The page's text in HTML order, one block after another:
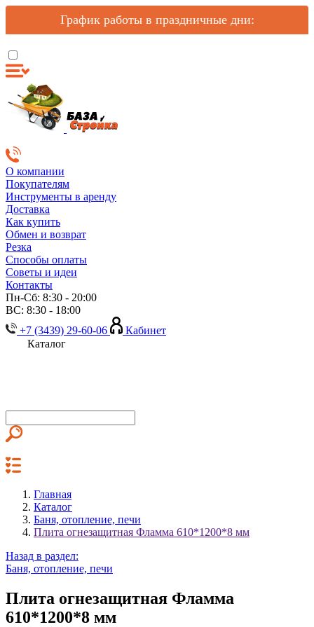
График работы в праздничные дни:
О компании
Покупателям
Инструменты в аренду
Доставка
Как купить
Обмен и возврат
Резка
Способы оплаты
Советы и идеи
Контакты
Пн-Сб: 8:30 - 20:00
ВС: 8:30 - 18:00
+7 (3439) 29-60-06
Кабинет
Каталог
Главная
Каталог
Баня, отопление, печи
Плита огнезащитная Фламма 610*1200*8 мм
Назад в раздел:
Баня, отопление, печи
Плита огнезащитная Фламма
610*1200*8 мм